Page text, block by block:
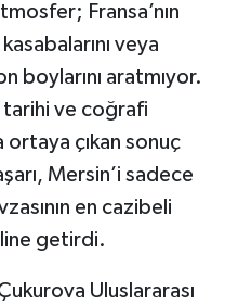
Fransa’nın
veya
boylarını aratmıyor.
ve coğrafi
ortaya çıkan sonuç
Mersin’i sadece
en cazibeli
getirdi.
Uluslararası